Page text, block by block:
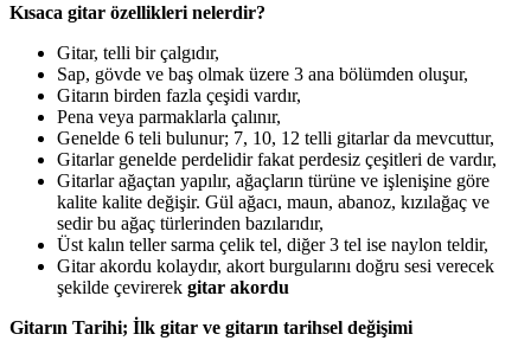
Kısaca gitar özellikleri nelerdir?
Gitar, telli bir çalgıdır,
Sap, gövde ve baş olmak üzere 3 ana bölümden oluşur,
Gitarın birden fazla çeşidi vardır,
Pena veya parmaklarla çalınır,
Genelde 6 teli bulunur; 7, 10, 12 telli gitarlar da mevcuttur,
Gitarlar genelde perdelidir fakat perdesiz çeşitleri de vardır,
Gitarlar ağaçtan yapılır, ağaçların türüne ve işlenişine göre
kalite kalite değişir. Gül ağacı, maun, abanoz, kızılağaç ve
sedir bu ağaç türlerinden bazılarıdır,
Üst kalın teller sarma çelik tel, diğer 3 tel ise naylon teldir,
Gitar akordu kolaydır, akort burgularını doğru sesi verecek
şekilde çevirerek gitar akordu
Gitarın Tarihi; İlk gitar ve gitarın tarihsel değişimi